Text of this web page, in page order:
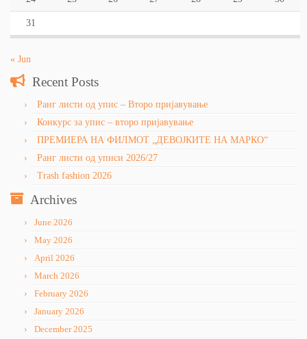
31
« Jun
Recent Posts
Ранг листи од упис – Второ пријавување
Конкурс за упис – второ пријавување
ПРЕМИЕРА НА ФИЛМОТ „ДЕВОЈКИТЕ НА МАРКО“
Ранг листи од уписи 2026/27
Trash fashion 2026
Archives
June 2026
May 2026
April 2026
March 2026
February 2026
January 2026
December 2025